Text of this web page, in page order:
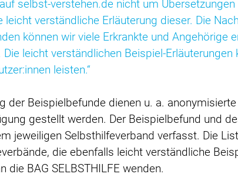
selbst-verstehen.de nicht um
verständliche Erläuterung dieser. Die
können wir viele Erkrankte und Angehörige
leicht verständlichen Beispiel-
leisten.“
der Beispielbefunde dienen u. a.
gestellt werden. Der Beispielbefund und
jeweiligen Selbsthilfeverband verfasst. Die
die ebenfalls leicht verständliche
die BAG SELBSTHILFE wenden.